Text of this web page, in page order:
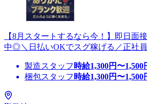
【8月スタートするなら今！】即日面
中◎＼日払いOKでスグ稼げる／正社員
製造スタッフ 時給1,300円〜1,500
梱包スタッフ 時給1,300円〜1,500